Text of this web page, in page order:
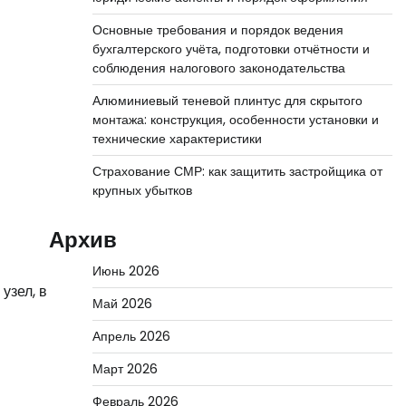
в
Основные требования и порядок ведения
бухгалтерского учёта, подготовки отчётности и
соблюдения налогового законодательства
Алюминиевый теневой плинтус для скрытого
монтажа: конструкция, особенности установки и
технические характеристики
Страхование СМР: как защитить застройщика от
крупных убытков
Архив
Июнь 2026
Май 2026
Апрель 2026
Март 2026
Февраль 2026